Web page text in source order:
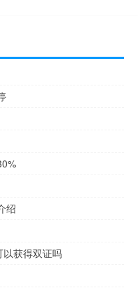
绍
以获得双证吗